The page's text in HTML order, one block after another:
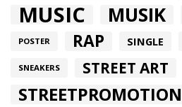
MUSIC MUSIK
POSTER RAP SINGLE
SNEAKERS STREET ART
STREETPROMOTION